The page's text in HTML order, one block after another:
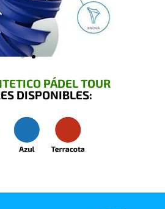
PÁDEL TOUR
DISPONIBLES: